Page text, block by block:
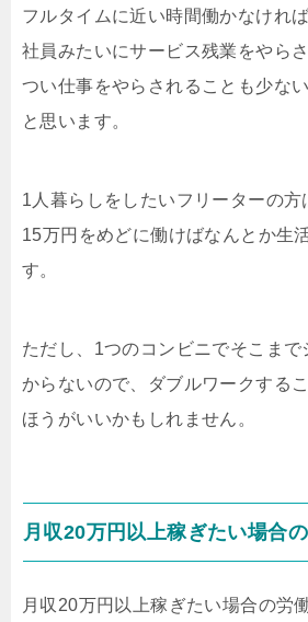
フルタイムに近い時間働かなけれ
社員みたいにサービス残業をやら
つい仕事をやらされることも少な
と思います。
1人暮らしをしたいフリーターの方
15万円をめどに働けばなんとか生
す。
ただし、1つのコンビニでそこま
からないので、ダブルワークする
ほうがいいかもしれません。
月収20万円以上稼ぎたい場合
月収20万円以上稼ぎたい場合の労